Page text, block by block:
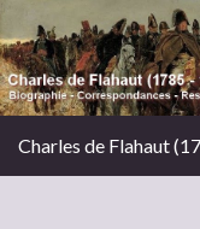
Charles de Flahaut